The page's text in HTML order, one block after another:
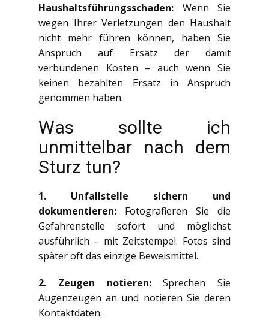
Haushaltsführungsschaden: Wenn Sie
wegen Ihrer Verletzungen den Haushalt
nicht mehr führen können, haben Sie
Anspruch auf Ersatz der damit
verbundenen Kosten – auch wenn Sie
keinen bezahlten Ersatz in Anspruch
genommen haben.
Was sollte ich
unmittelbar nach dem
Sturz tun?
1. Unfallstelle sichern und
dokumentieren: Fotografieren Sie die
Gefahrenstelle sofort und möglichst
ausführlich – mit Zeitstempel. Fotos sind
später oft das einzige Beweismittel.
2. Zeugen notieren:Sprechen Sie
Augenzeugen an und notieren Sie deren
Kontaktdaten.